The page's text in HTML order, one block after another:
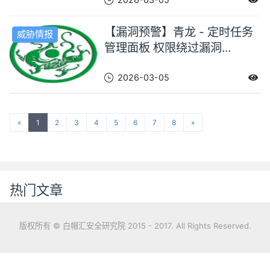
威胁情报
【漏洞预警】青龙 - 定时任务
管理面板 权限绕过漏洞...
2026-03-05
« 1 2 3 4 5 6 7 8 »
热门文章
版权所有 © 白帽汇安全研究院 2015 - 2017. All Rights Reserved.